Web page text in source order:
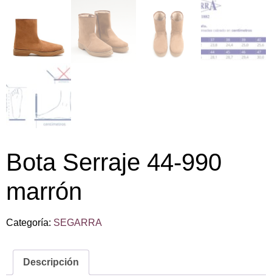
Bota Serraje 44-990
marrón
Categoría: SEGARRA
Descripción